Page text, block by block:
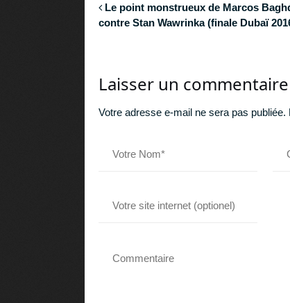
Le point monstrueux de Marcos
contre Stan Wawrinka (finale Dubaï
Laisser un commentaire
Votre adresse e-mail ne sera pas publiée.